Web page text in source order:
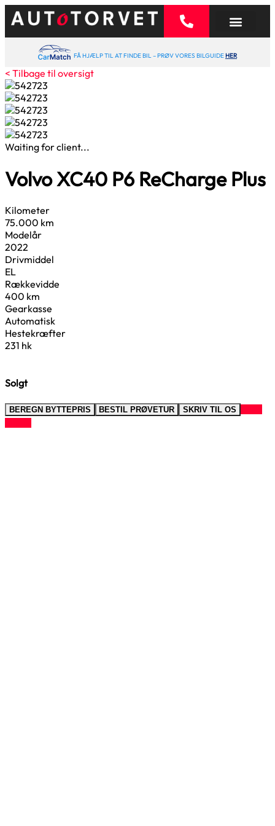
FÅ HJÆLP TIL AT FINDE BIL – PRØV VORES BILGUIDEHER
< Tilbage til oversigt
Waiting for client...
Volvo XC40 P6 ReCharge Plus
Kilometer
75.000 km
Modelår
2022
Drivmiddel
EL
Rækkevidde
400 km
Gearkasse
Automatisk
Hestekræfter
231 hk
Solgt
BEREGN BYTTEPRIS BESTIL PRØVETUR SKRIV TIL OS